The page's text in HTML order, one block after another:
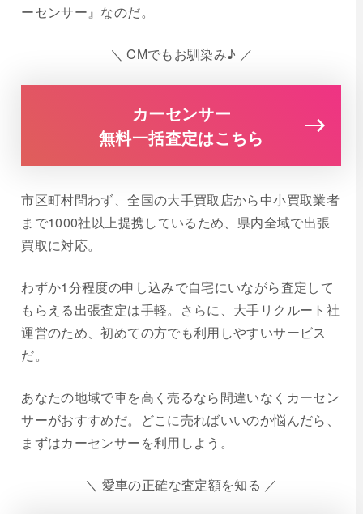
ーセンサー』なのだ。
＼ CMでもお馴染み♪ ／
カーセンサー
無料一括査定はこちら
市区町村問わず、全国の大手買取店から中小買取業者
まで1000社以上提携しているため、県内全域で出張
買取に対応。
わずか1分程度の申し込みで自宅にいながら査定して
もらえる出張査定は手軽。さらに、大手リクルート社
運営のため、初めての方でも利用しやすいサービス
だ。
あなたの地域で車を高く売るなら間違いなくカーセン
サーがおすすめだ。どこに売ればいいのか悩んだら、
まずはカーセンサーを利用しよう。
＼ 愛車の正確な査定額を知る ／